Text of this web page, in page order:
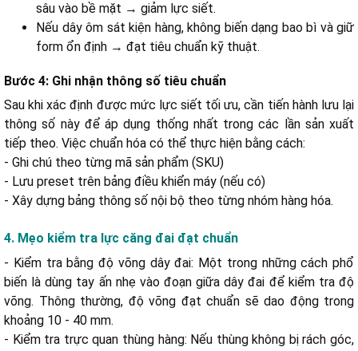
sâu vào bề mặt → giảm lực siết.
Nếu dây ôm sát kiện hàng, không biến dạng bao bì và giữ
form ổn định → đạt tiêu chuẩn kỹ thuật.
Bước 4: Ghi nhận thông số tiêu chuẩn
Sau khi xác định được mức lực siết tối ưu, cần tiến hành lưu lại
thông số này để áp dụng thống nhất trong các lần sản xuất
tiếp theo. Việc chuẩn hóa có thể thực hiện bằng cách:
- Ghi chú theo từng mã sản phẩm (SKU)
- Lưu preset trên bảng điều khiển máy (nếu có)
- Xây dựng bảng thông số nội bộ theo từng nhóm hàng hóa.
4. Mẹo kiểm tra lực căng đai đạt chuẩn
- Kiểm tra bằng độ võng dây đai: Một trong những cách phổ
biến là dùng tay ấn nhẹ vào đoạn giữa dây đai để kiểm tra độ
võng. Thông thường, độ võng đạt chuẩn sẽ dao động trong
khoảng 10 - 40 mm.
- Kiểm tra trực quan thùng hàng: Nếu thùng không bị rách góc,